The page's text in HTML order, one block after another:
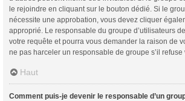
le rejoindre en cliquant sur le bouton dédié. Si le
nécessite une approbation, vous devez cliquer
approprié. Le responsable du groupe d’utilisateurs
votre requête et pourra vous demander la raison de
ne pas harceler un responsable de groupe s’il
Haut
Comment puis-je devenir le responsable d’un